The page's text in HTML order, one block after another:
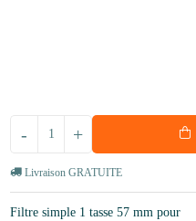
+
-
Livraison GRATUITE
Filtre simple 1 tasse 57 mm pour